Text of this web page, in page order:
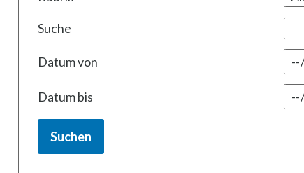
Suche
Datum von
Datum bis
Suchen